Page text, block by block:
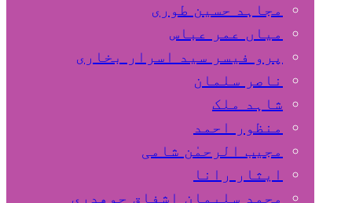
مجاہد حسین طوری
میاں عمر عباس
پرو فیسر سید اسرار بخاری
ناصر سلمان
شاہد ملک
منظور احمد
مجیب الرحمٰن شامی
ایثار رانا
محمد سلیمان اشفاق چوهدری